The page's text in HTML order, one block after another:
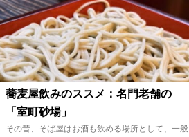
蕎麦屋飲みのススメ：名門老舗の
「室町砂場」
その昔、そば屋はお酒も飲める場所として、一般